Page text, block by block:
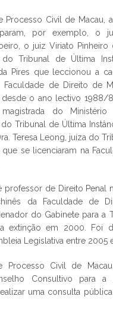
Processo Civil de Macau,
por exemplo, o
o juiz Viriato Pinheiro
Tribunal de Última
Pires que leccionou a
Faculdade de Direito de
o ano lectivo 1988/
magistrada do Ministério
Tribunal de Última
Teresa Leong, juíza do
que se licenciaram na
professor de Direito Penal
da Faculdade de
do Gabinete para a
extinção em 2000. Foi
Legislativa entre 2005
Processo Civil de
Consultivo para a
uma consulta